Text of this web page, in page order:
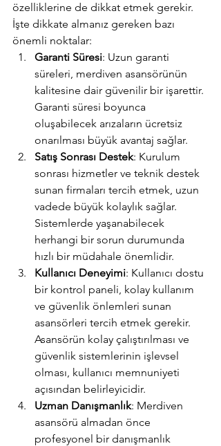
özelliklerine de dikkat etmek gerekir.
İşte dikkate almanız gereken bazı
önemli noktalar:
Garanti Süresi: Uzun garanti
süreleri, merdiven asansörünün
kalitesine dair güvenilir bir işarettir.
Garanti süresi boyunca
oluşabilecek arızaların ücretsiz
onarılması büyük avantaj sağlar.
Satış Sonrası Destek: Kurulum
sonrası hizmetler ve teknik destek
sunan firmaları tercih etmek, uzun
vadede büyük kolaylık sağlar.
Sistemlerde yaşanabilecek
herhangi bir sorun durumunda
hızlı bir müdahale önemlidir.
Kullanıcı Deneyimi: Kullanıcı dostu
bir kontrol paneli, kolay kullanım
ve güvenlik önlemleri sunan
asansörleri tercih etmek gerekir.
Asansörün kolay çalıştırılması ve
güvenlik sistemlerinin işlevsel
olması, kullanıcı memnuniyeti
açısından belirleyicidir.
Uzman Danışmanlık: Merdiven
asansörü almadan önce
profesyonel bir danışmanlık